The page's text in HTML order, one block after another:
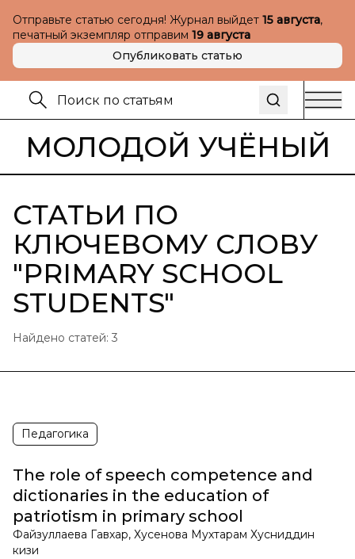
Отправьте статью сегодня! Журнал выйдет 15 августа,
печатный экземпляр отправим 19 августа
Опубликовать статью
МОЛОДОЙ УЧЁНЫЙ
СТАТЬИ ПО
КЛЮЧЕВОМУ СЛОВУ
"PRIMARY SCHOOL
STUDENTS"
Найдено статей: 3
Педагогика
The role of speech competence and
dictionaries in the education of
patriotism in primary school
Файзуллаева Гавхар, Хусенова Мухтарам Хусниддин
кизи